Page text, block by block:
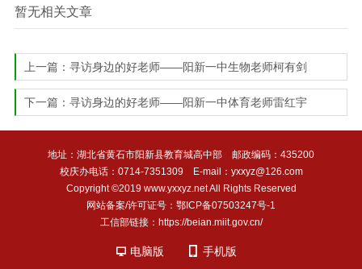
暂无相关文章
上一篇： 寻访身边的好老师——阳新一中生物老师柯有剑
下一篇： 寻访身边的好老师——阳新一中体育老师雷红宇
地址：湖北省黄石市阳新县教育城高中部 邮政编码：435200
校庆办电话：0714-7351309 E-mail：yxxyz@126.com
Copyright ©2019 www.yxxyz.net All Rights Reserved
网站备案/许可证号：鄂ICP备07503247号-1
工信部链接：https://beian.miit.gov.cn/
电脑版 手机版